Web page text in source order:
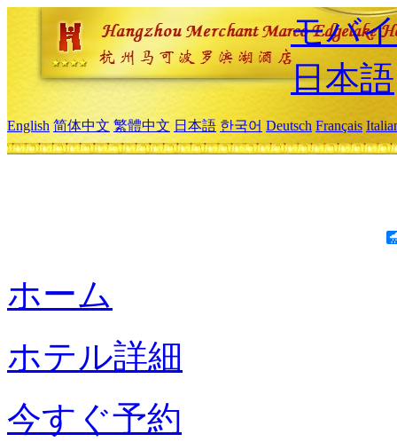
モバ
日本語
English 简体中文 繁體中文 日本語 한국어 Deutsch Français
ホーム
ホテル詳細
今すぐ予約